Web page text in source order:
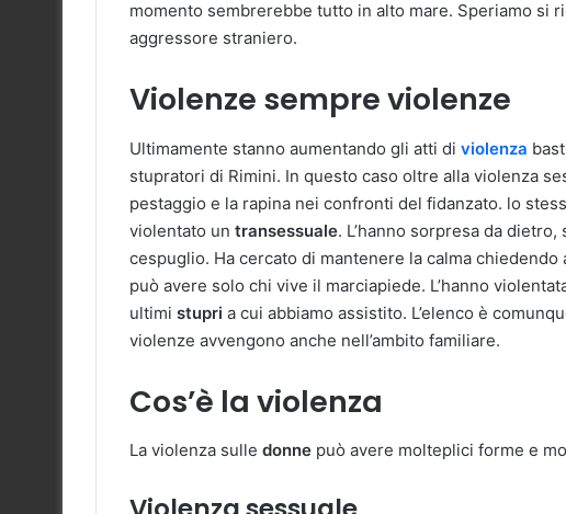
momento sembrerebbe tutto in alto mare. Speriamo si
aggressore straniero.
Violenze sempre violenze
Ultimamente stanno aumentando gli atti di violenza
stupratori di Rimini. In questo caso oltre alla violenza
pestaggio e la rapina nei confronti del fidanzato. lo
violentato un transessuale. L’hanno sorpresa da
cespuglio. Ha cercato di mantenere la calma
può avere solo chi vive il marciapiede. L’hanno
ultimi stupri a cui abbiamo assistito. L’elenco è
violenze avvengono anche nell’ambito familiare.
Cos’è la violenza
La violenza sulle donne può avere molteplici forme e